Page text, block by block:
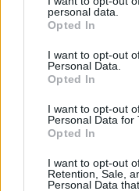
personal data.
Opted In
I want to opt-out
Personal Data.
Opted In
I want to opt-out
Personal Data for
Opted In
I want to opt-out
Retention, Sale,
Personal Data
Γιατί το άγχος
καλοκαίρι; Οι
χαλαρώσεις